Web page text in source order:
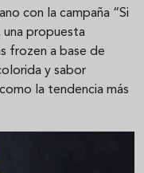
con la campaña “Si
una propuesta
frozen a base de
y sabor
la tendencia más